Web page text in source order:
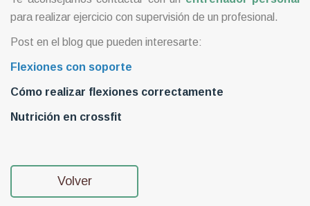
para realizar ejercicio con supervisión de un profesional.
Post en el blog que pueden interesarte:
Flexiones con soporte
Cómo realizar flexiones correctamente
Nutrición en crossfit
Volver